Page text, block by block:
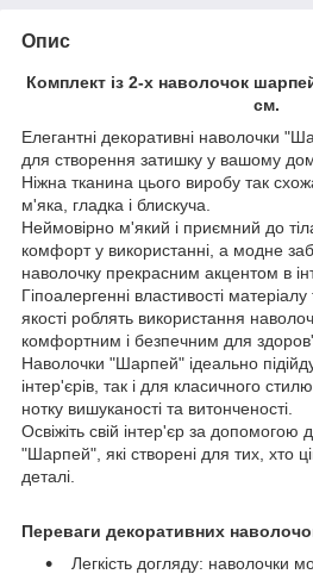
Опис
Комплект із 2-х наволочок
см.
Елегантні декоративні наволочки
для створення затишку у вашому
Ніжна тканина цього виробу так
м'яка, гладка і блискуча.
Неймовірно м'який і приємний до
комфорт у використанні, а модне
наволочку прекрасним акцентом в
Гіпоалергенні властивості
якості роблять використання
комфортним і безпечним для
Наволочки "Шарпей" ідеально
інтер'єрів, так і для класичного
нотку вишуканості та витонченості.
Освіжіть свій інтер'єр за допомогою
"Шарпей", які створені для тих, хто
деталі.
Переваги декоративних
Легкість догляду: наволочки